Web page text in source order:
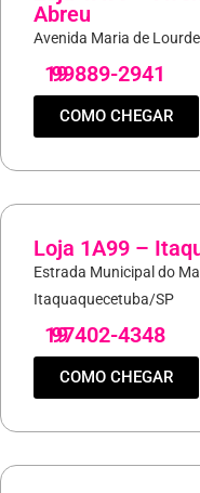
Abreu
Avenida Maria de
19
99889-2941
COMO CHEGAR
Loja 1A99 –
Estrada Municipal do
Itaquaquecetuba/SP
19
97402-4348
COMO CHEGAR